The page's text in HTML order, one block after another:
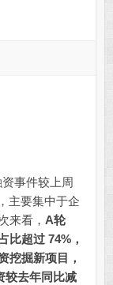
事件较上周
主要集中于企
来看， A轮
比超过 74%，
挖掘新项目，
较去年同比减